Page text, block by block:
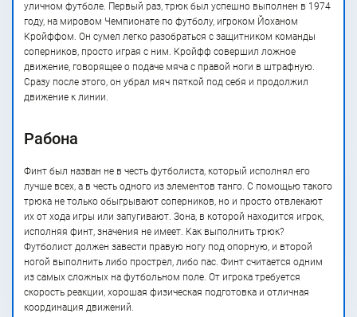
уличном футболе. Первый раз, трюк был успешно выполнен в 1974
году, на мировом Чемпионате по футболу, игроком Йоханом
Кройффом. Он сумел легко разобраться с защитником команды
соперников, просто играя с ним. Кройфф совершил ложное
движение, говорящее о подаче мяча с правой ноги в штрафную.
Сразу после этого, он убрал мяч пяткой под себя и продолжил
движение к линии.
Рабона
Финт был назван не в честь футболиста, который исполнял его
лучше всех, а в честь одного из элементов танго. С помощью такого
трюка не только обыгрывают соперников, но и просто отвлекают
их от хода игры или запугивают. Зона, в которой находится игрок,
исполняя финт, значения не имеет. Как выполнить трюк?
Футболист должен завести правую ногу под опорную, и второй
ногой выполнить либо прострел, либо пас. Финт считается одним
из самых сложных на футбольном поле. От игрока требуется
скорость реакции, хорошая физическая подготовка и отличная
координация движений.